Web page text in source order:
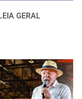
GERAL